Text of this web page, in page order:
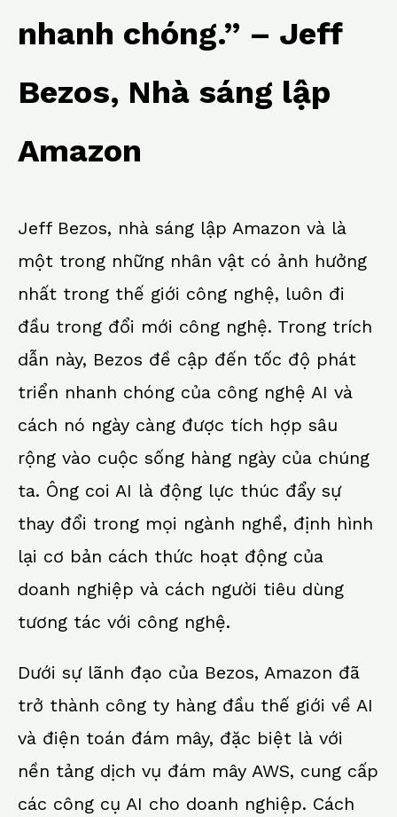
o
k
p
k
nhanh chóng.” – Jeff
Bezos, Nhà sáng lập
Amazon
Jeff Bezos, nhà sáng lập Amazon và là
một trong những nhân vật có ảnh hưởng
nhất trong thế giới công nghệ, luôn đi
đầu trong đổi mới công nghệ. Trong trích
dẫn này, Bezos đề cập đến tốc độ phát
triển nhanh chóng của công nghệ AI và
cách nó ngày càng được tích hợp sâu
rộng vào cuộc sống hàng ngày của chúng
ta. Ông coi AI là động lực thúc đẩy sự
thay đổi trong mọi ngành nghề, định hình
lại cơ bản cách thức hoạt động của
doanh nghiệp và cách người tiêu dùng
tương tác với công nghệ.
Dưới sự lãnh đạo của Bezos, Amazon đã
trở thành công ty hàng đầu thế giới về AI
và điện toán đám mây, đặc biệt là với
nền tảng dịch vụ đám mây AWS, cung cấp
các công cụ AI cho doanh nghiệp. Cách